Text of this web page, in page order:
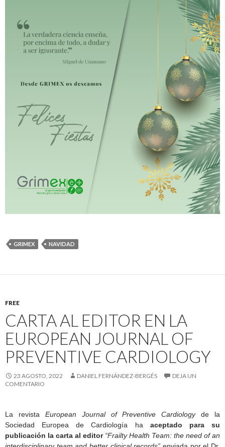
GRIMEX NAVIDAD
FREE
CARTA AL EDITOR EN LA
EUROPEAN JOURNAL OF
PREVENTIVE CARDIOLOGY
23 AGOSTO, 2022 DANIEL FERNÁNDEZ-BERGÉS
DEJA UN
COMENTARIO
La revista European Journal of Preventive Cardiologyde la
Sociedad Europea de Cardiología ha aceptado para su
publicación la carta al editor “Frailty Health Team: the need of an